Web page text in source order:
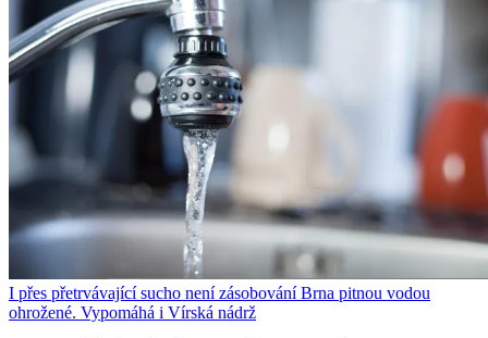
I přes přetrvávající sucho není zásobování Brna pitnou vodou
ohrožené. Vypomáhá i Vírská nádrž